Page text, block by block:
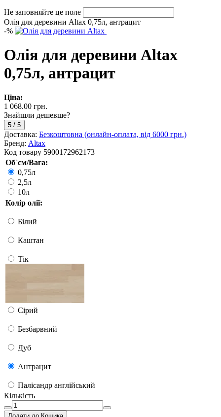
Не заповняйте це поле
Олія для деревини Altax 0,75л, антрацит
-%
Олія для деревини Altax
0,75л, антрацит
Ціна:
1 068.00 грн.
Знайшли дешевше?
5 / 5
Доставка: Безкоштовна (онлайн-оплата, від 6000 грн.)
Бренд: Altax
Код товару 5900172962173
Об`єм/Вага:
0,75л
2,5л
10л
Колір олії:
Білий
Каштан
Тік
Сірий
Безбарвний
Дуб
Антрацит
Палісандр англійський
Кількість